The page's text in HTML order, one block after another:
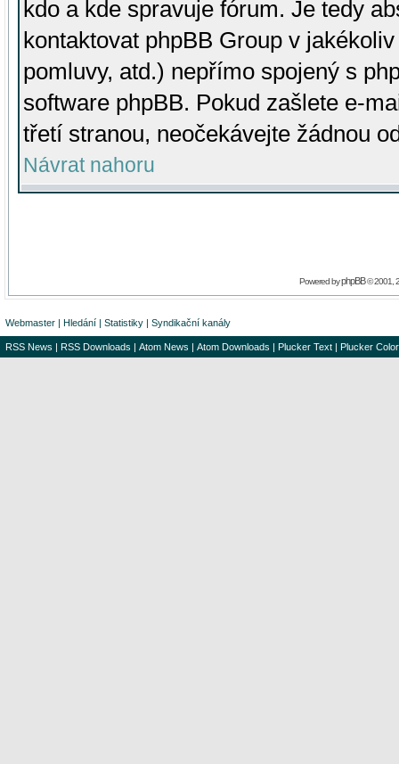
kdo a kde spravuje fórum. Je tedy
kontaktovat phpBB Group v
pomluvy, atd.) nepřímo spojený s
software phpBB. Pokud zašlete e-
třetí stranou, neočekávejte žádnou
Návrat nahoru
Powered byphpBB© 2001,
Webmaster | Hledání | Statistiky | Syndikační kanály
RSS News | RSS Downloads | Atom News | Atom Downloads | Plucker Text | Plucker Color